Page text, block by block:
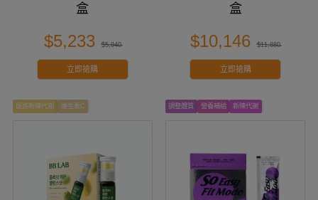
盒
$5,233 $5,940
立即搶購
盒
$10,146 $11,880
立即搶購
促進新陳代謝 維生素C 調整體質 營養補給 新陳代謝